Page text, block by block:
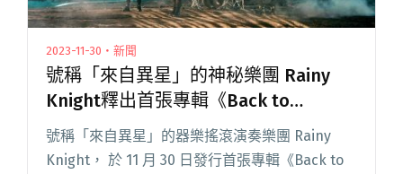
2023-11-30・新聞
號稱「來自異星」的神秘樂團 Rainy
Knight釋出首張專輯《Back to
Rodinia》
號稱「來自異星」的器樂搖滾演奏樂團 Rainy
Knight， 於 11 月 30 日發行首張專輯《Back to